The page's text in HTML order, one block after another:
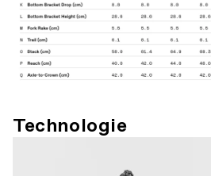
Technologie